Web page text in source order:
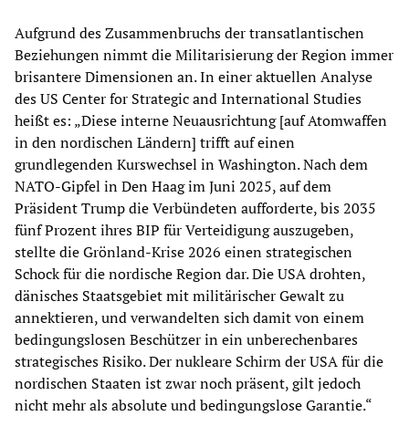
Aufgrund des Zusammenbruchs der transatlantischen
Beziehungen nimmt die Militarisierung der Region immer
brisantere Dimensionen an. In einer aktuellen Analyse
des US Center for Strategic and International Studies
heißt es: „Diese interne Neuausrichtung [auf Atomwaffen
in den nordischen Ländern] trifft auf einen
grundlegenden Kurswechsel in Washington. Nach dem
NATO-Gipfel in Den Haag im Juni 2025, auf dem
Präsident Trump die Verbündeten aufforderte, bis 2035
fünf Prozent ihres BIP für Verteidigung auszugeben,
stellte die Grönland-Krise 2026 einen strategischen
Schock für die nordische Region dar. Die USA drohten,
dänisches Staatsgebiet mit militärischer Gewalt zu
annektieren, und verwandelten sich damit von einem
bedingungslosen Beschützer in ein unberechenbares
strategisches Risiko. Der nukleare Schirm der USA für die
nordischen Staaten ist zwar noch präsent, gilt jedoch
nicht mehr als absolute und bedingungslose Garantie.“